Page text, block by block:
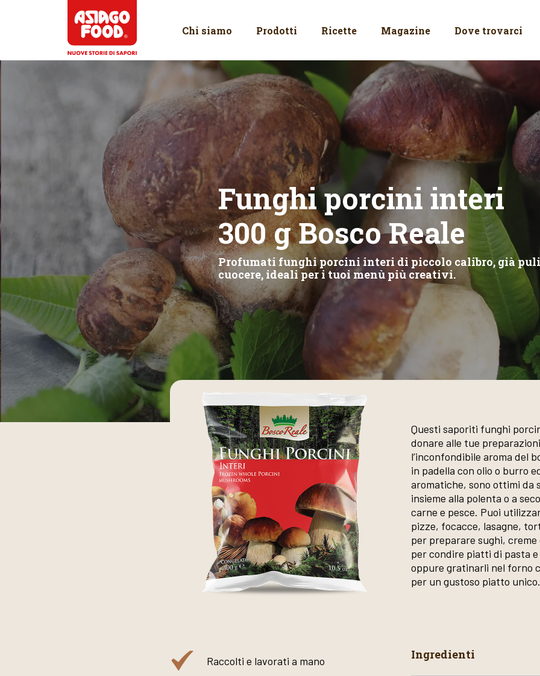
Asiago FoodChi siamo Prodotti Ricette Magazine Dove trovarci
Funghi porcini interi
300 g Bosco Reale
Profumati funghi porcini interi di piccolo calibro, già
cuocere, ideali per i tuoi menù più creativi.
Questi saporiti funghi
donare alle tue preparazioni
l’inconfondibile aroma del
in padella con olio o burro
aromatiche, sono ottimi da
insieme alla polenta o a
carne e pesce. Puoi
pizze, focacce, lasagne,
per preparare sughi, creme
per condire piatti di pasta
oppure gratinarli nel forno
per un gustoso piatto unico.
Raccolti e lavorati a mano Ingredienti